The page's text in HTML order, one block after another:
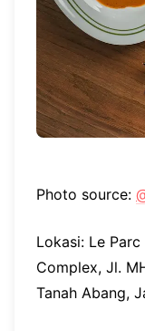
Photo source:
Lokasi: Le
Complex, Jl.
Tanah Abang,